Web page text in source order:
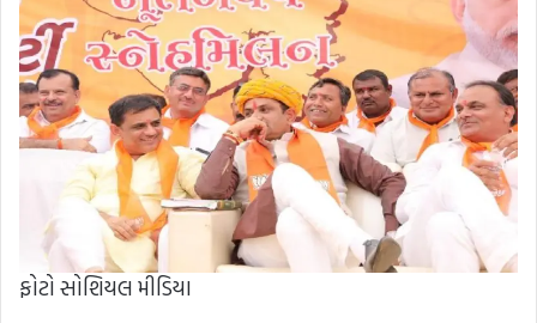
ફોટો સોશિયલ મીડિયા